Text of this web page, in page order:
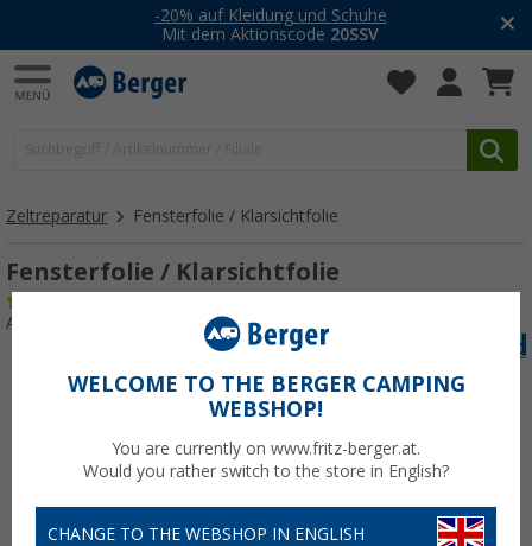
-20% auf Kleidung und Schuhe
Mit dem Aktionscode 20SSV
Zeltreparatur Fensterfolie / Klarsichtfolie
Fensterfolie / Klarsichtfolie
Art.-Nr.: 410320
WELCOME TO THE BERGER CAMPING
WEBSHOP!
You are currently on www.fritz-berger.at.
Would you rather switch to the store in English?
CHANGE TO THE WEBSHOP IN ENGLISH